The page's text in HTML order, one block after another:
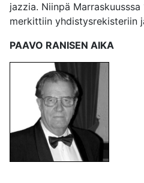
jazzia. Niinpä
merkittiin yhdistysrekisteriin
PAAVO RANISEN AIKA